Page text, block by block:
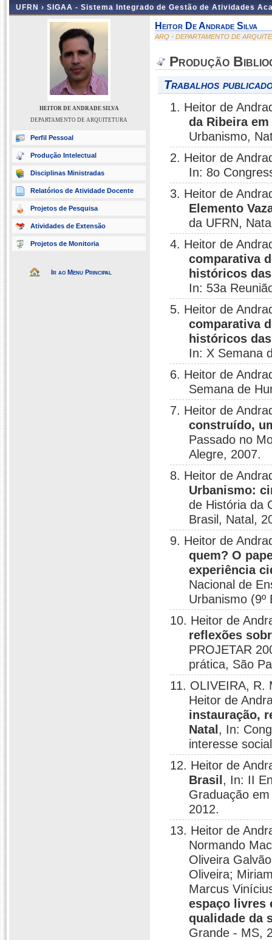
UFRN › SIGAA - Sistema Integrado de Gestão de Atividades
HEITOR DE ANDRADE SILVA
DEPARTAMENTO DE ARQUITETURA
Perfil Pessoal
Produção Intelectual
Disciplinas Ministradas
Relatórios de Atividade Docente
Projetos de Pesquisa
Atividades de Extensão
Projetos de Monitoria
Ir ao Menu Principal
Heitor De Andrade Silva
ARQ - DEPARTAMENTO DE
Produção
Trabalhos
1. Heitor de
da Ribeira em
Urbanismo,
2. Heitor de
In: 8o
3. Heitor de
Elemento
da UFRN,
4. Heitor de
comparativa
históricos
In: 53a
5. Heitor de
comparativa
históricos
In: X Semana
6. Heitor de
Semana de
7. Heitor de
construído,
Passado no
Alegre, 2007.
8. Heitor de
Urbanismo:
de História da
Brasil, Natal,
9. Heitor de
quem? O
experiência
Nacional de
Urbanismo (9º
10. Heitor de
reflexões
PROJETAR
prática, São
11. OLIVEIRA, R.
Heitor de
instauração,
Natal , In:
interesse
12. Heitor de
Brasil , In: II
Graduação
2012.
13. Heitor de
Normando
Oliveira
Oliveira;
Marcus
espaço livres
qualidade da
Grande - MS,